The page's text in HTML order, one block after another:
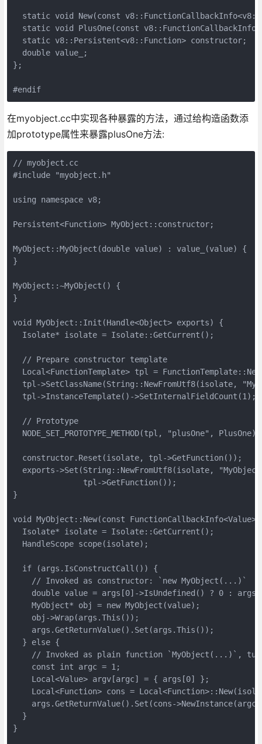
static void New(const
static void PlusOne(const
  static v8::Persistent<v8::Function> constructor;
  double value_;
};
#endif
在myobject.cc中实现各种暴露的方法，通过给构造函数添
加prototype属性来暴露plusOne方法:
// myobject.cc
#include "myobject.h"
using namespace v8;
Persistent<Function> MyObject::constructor;
MyObject::MyObject(double value) : value_(value) {
}
MyObject::~MyObject() {
}
void MyObject::Init(Handle<Object> exports) {
  Isolate* isolate = Isolate::GetCurrent();
  // Prepare constructor template
Local<FunctionTemplate> tpl =
tpl->SetClassName(String::NewFromUtf8(isolate,
  tpl->InstanceTemplate()->SetInternalFieldCount(1);
  // Prototype
  NODE_SET_PROTOTYPE_METHOD(tpl, "plusOne", PlusOne);
  constructor.Reset(isolate, tpl->GetFunction());
exports->Set(String::NewFromUtf8(isolate,
               tpl->GetFunction());
}
void MyObject::New(const
  Isolate* isolate = Isolate::GetCurrent();
  HandleScope scope(isolate);
  if (args.IsConstructCall()) {
    // Invoked as constructor: `new MyObject(...)`
double value = args[0]->IsUndefined() ? 0 :
    MyObject* obj = new MyObject(value);
    obj->Wrap(args.This());
    args.GetReturnValue().Set(args.This());
  } else {
// Invoked as plain function `MyObject(...)`,
    const int argc = 1;
    Local<Value> argv[argc] = { args[0] };
Local<Function> cons =
args.GetReturnValue().Set(cons-
  }
}